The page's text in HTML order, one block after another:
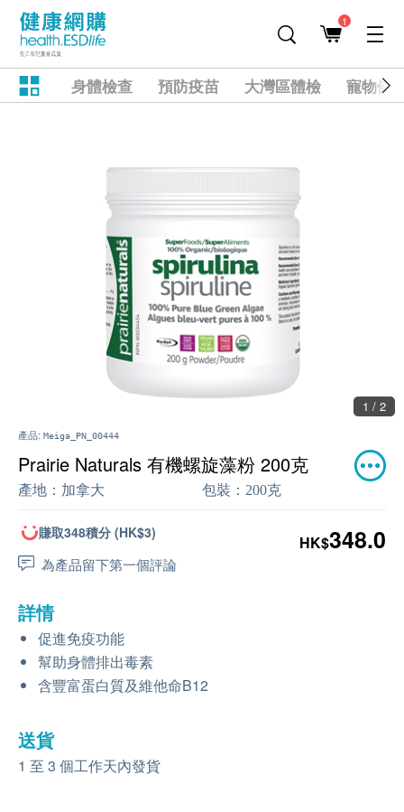
1
身體檢查 預防疫苗 大灣區體檢 寵物健
1 / 2
產品: Meiga_PN_00444
Prairie Naturals 有機螺旋藻粉 200克
產地： 加拿大 包裝： 200克
賺取348積分 (HK$3)
為產品留下第一個評論
HK$348.0
詳情
促進免疫功能
幫助身體排出毒素
含豐富蛋白質及維他命B12
送貨
1 至 3 個工作天內發貨